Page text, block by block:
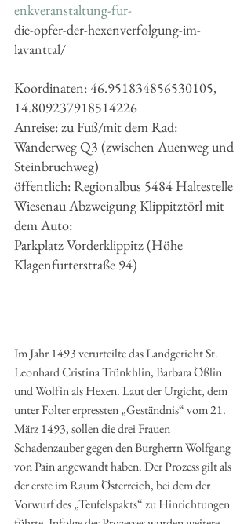
enkveranstaltung-fur-
die-opfer-der-hexenverfolgung-im-
lavanttal/
Koordinaten: 46.951834856530105,
14.809237918514226
Anreise: zu Fuß/mit dem Rad:
Wanderweg Q3 (zwischen Auenweg und
Steinbruchweg)
öffentlich: Regionalbus 5484 Haltestelle
Wiesenau Abzweigung Klippitztörl mit
dem Auto:
Parkplatz Vorderklippitz (Höhe
Klagenfurterstraße 94)
Im Jahr 1493 verurteilte das Landgericht St.
Leonhard Cristina Trünkhlin, Barbara Ößlin
und Wolfin als Hexen. Laut der Urgicht, dem
unter Folter erpressten „Geständnis“ vom 21.
März 1493, sollen die drei Frauen
Schadenzauber gegen den Burgherrn Wolfgang
von Pain angewandt haben. Der Prozess gilt als
der erste im Raum Österreich, bei dem der
Vorwurf des „Teufelspakts“ zu Hinrichtungen